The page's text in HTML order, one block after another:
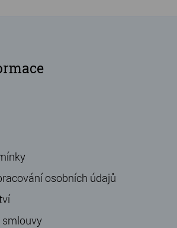
osobních údajů
smlouvy